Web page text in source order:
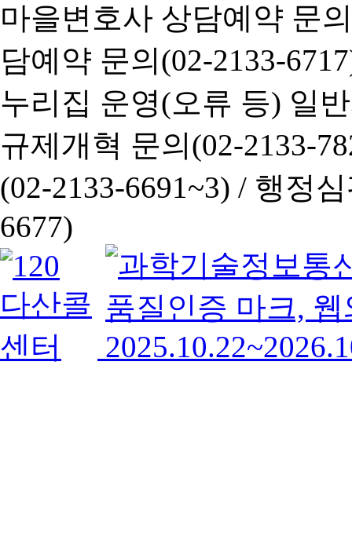
마을변호사 상담예약 문
담예약 문의(02-2133-
누리집 운영(오류 등) 일
규제개혁 문의(02-2133-
(02-2133-6691~3) / 행정심
6677)